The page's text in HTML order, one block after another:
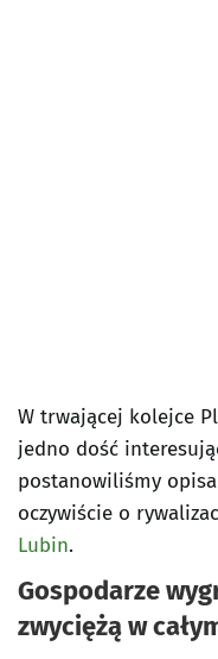
W trwającej kolejce
jedno dość
postanowiliśmy
oczywiście o
Lubin.
Gospodarze
zwyciężą w